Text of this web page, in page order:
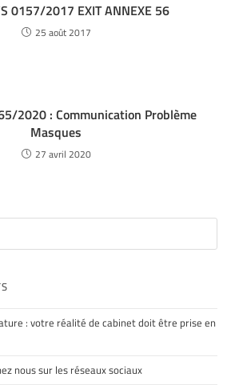
0157/2017 EXIT ANNEXE 56
25 août 2017
2020 : Communication Problème
Masques
27 avril 2020
: votre réalité de cabinet doit être prise en
nous sur les réseaux sociaux